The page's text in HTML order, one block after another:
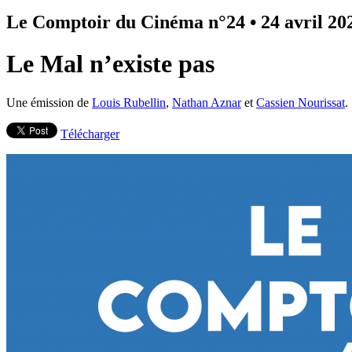
Le Comptoir du Cinéma n°24 • 24 avril
Le Mal n’existe pas
Une émission de Louis Rubellin, Nathan Aznaret Cassien Nourissat.
Télécharger